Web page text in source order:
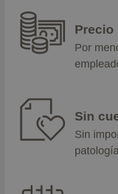
Precio
Por
Sin
Sin